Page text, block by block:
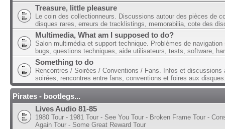
Treasure, little pleasure
Le coin des collectionneurs. Discussions autour des pièces de
disques rares, erreurs de tracklistings, memorabilia, cote des
Multimedia, What am I supposed to do?
Salon multimédia et support technique. Problèmes de navigation
bugs, questions techniques, aide utilisateurs, tests, software,
Something to do
Rencontres / Soirées / Conventions / Fans. Infos et discussions
soirées, rencontres entre fans, conventions et foires aux
Pirates - bootlegs...
Lives Audio 81-85
1980 Tour - 1981 Tour - See You Tour - Broken Frame Tour -
Again Tour - Some Great Reward Tour